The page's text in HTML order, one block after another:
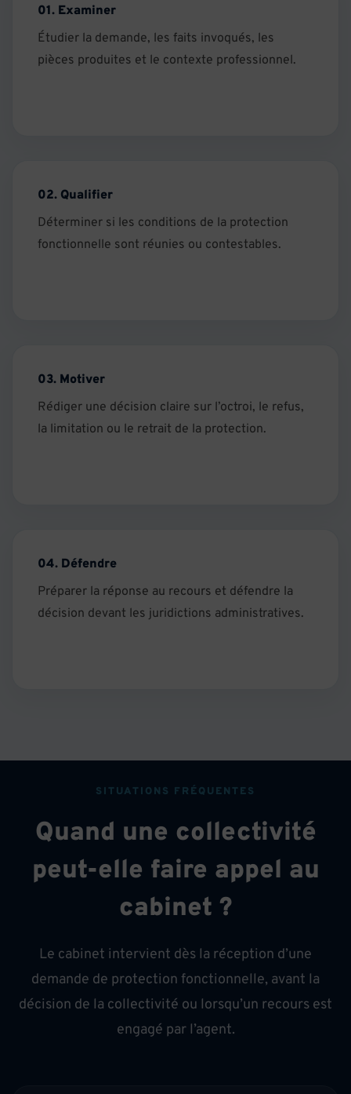
01. Examiner
Étudier la demande, les faits invoqués, les
pièces produites et le contexte professionnel.
02. Qualifier
Déterminer si les conditions de la protection
fonctionnelle sont réunies ou contestables.
03. Motiver
Rédiger une décision claire sur l’octroi, le refus,
la limitation ou le retrait de la protection.
04. Défendre
Préparer la réponse au recours et défendre la
décision devant les juridictions administratives.
SITUATIONS FRÉQUENTES
Quand une collectivité
peut-elle faire appel au
cabinet ?
Le cabinet intervient dès la réception d’une
demande de protection fonctionnelle, avant la
décision de la collectivité ou lorsqu’un recours est
engagé par l’agent.